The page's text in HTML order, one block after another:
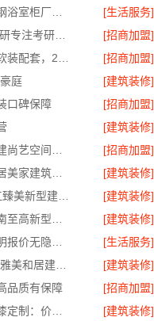
[生活服务]
[招商加盟]
[招商加盟]
庭 [建筑装修]
口碑保障 [招商加盟]
[建筑装修]
[招商加盟]
[建筑装修]
[建筑装修]
[建筑装修]
[生活服务]
[建筑装修]
品质有保障 [招商加盟]
[建筑装修]